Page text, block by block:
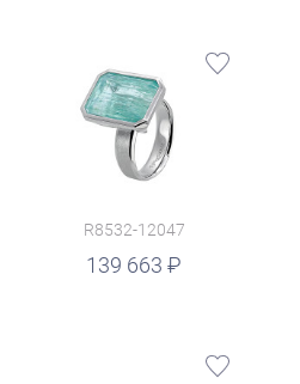
R8532-12047
139 663
руб.